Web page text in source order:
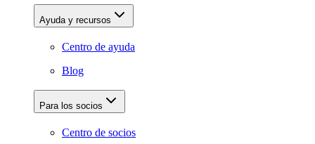
Ayuda y recursos
Centro de ayuda
Blog
Para los socios
Centro de socios